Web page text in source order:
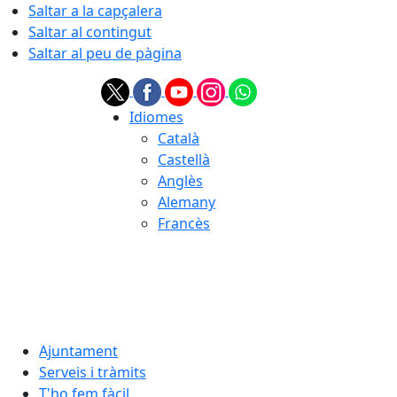
Saltar a la capçalera
Saltar al contingut
Saltar al peu de pàgina
Idiomes
Català
Castellà
Anglès
Alemany
Francès
Ajuntament
Serveis i tràmits